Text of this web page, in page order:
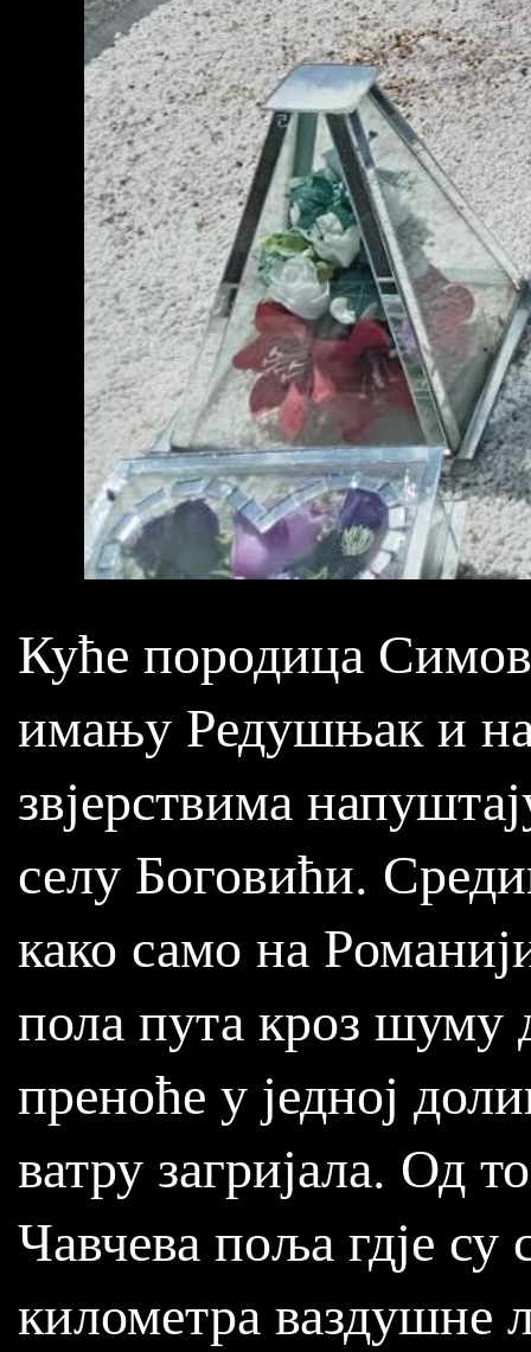
Куће породица
имању Редушњак и
звјерствима
селу Боговићи.
како само на
пола пута кроз шуму
преноће у једној
ватру загријала. Од
Чавчева поља гдје су
километра ваздушне